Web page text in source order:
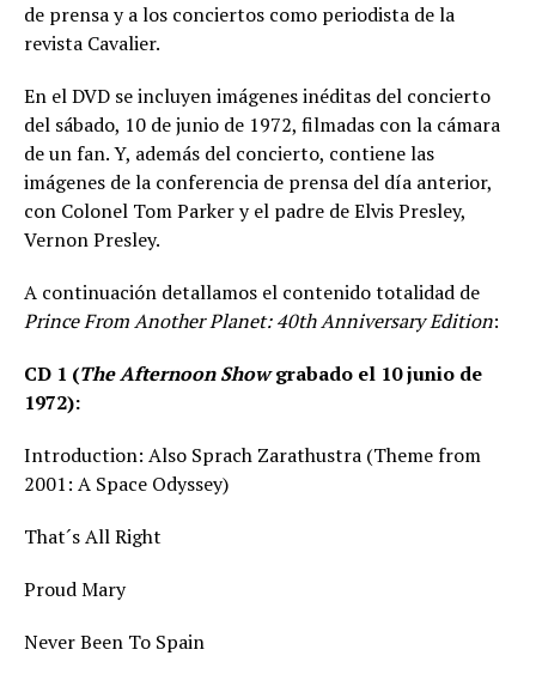
de prensa y a los conciertos como periodista de la
revista Cavalier.
En el DVD se incluyen imágenes inéditas del concierto
del sábado, 10 de junio de 1972, filmadas con la cámara
de un fan. Y, además del concierto, contiene las
imágenes de la conferencia de prensa del día anterior,
con Colonel Tom Parker y el padre de Elvis Presley,
Vernon Presley.
A continuación detallamos el contenido totalidad de
Prince From Another Planet: 40th Anniversary Edition:
CD 1 (The Afternoon Showgrabado el 10 junio de
1972):
Introduction: Also Sprach Zarathustra (Theme from
2001: A Space Odyssey)
That´s All Right
Proud Mary
Never Been To Spain